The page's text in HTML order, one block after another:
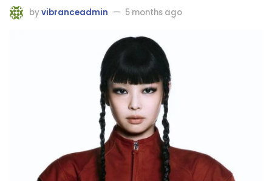
byvibranceadmin 5 months ago